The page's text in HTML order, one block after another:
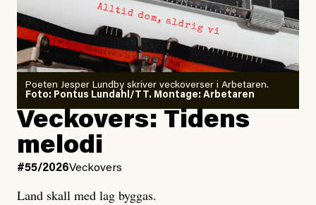
Sensationalism när ETC
granskar vänstern
Publicerad6 August, 2026
Uppdaterad7 August, 2026
minska
Joel Kellgren
Publicerad3 August, 2026
Uppdaterad3 August, 2026
Poeten Jesper Lundby skriver veckoverser i Arbetaren.
Foto: Pontus Lundahl/TT. Montage: Arbetaren
Veckovers: Tidens
melodi
#55/2026Veckovers
Land skall med lag byggas.